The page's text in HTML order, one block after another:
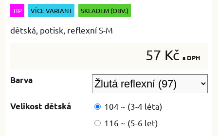
TIP VÍCE VARIANT SKLADEM (OBV.)
dětská, potisk, reflexní S-M
57 Kč s DPH
Barva
Velikost dětská
104 ~ (3-4 léta)
116 ~ (5-6 let)